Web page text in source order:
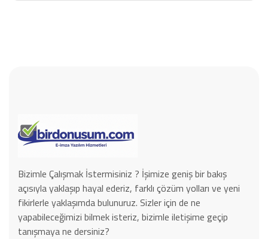
Bizimle Çalışmak İstermisiniz ? İşimize geniş bir bakış
açısıyla yaklaşıp hayal ederiz, farklı çözüm yolları ve yeni
fikirlerle yaklaşımda bulunuruz. Sizler için de ne
yapabileceğimizi bilmek isteriz, bizimle iletişime geçip
tanışmaya ne dersiniz?